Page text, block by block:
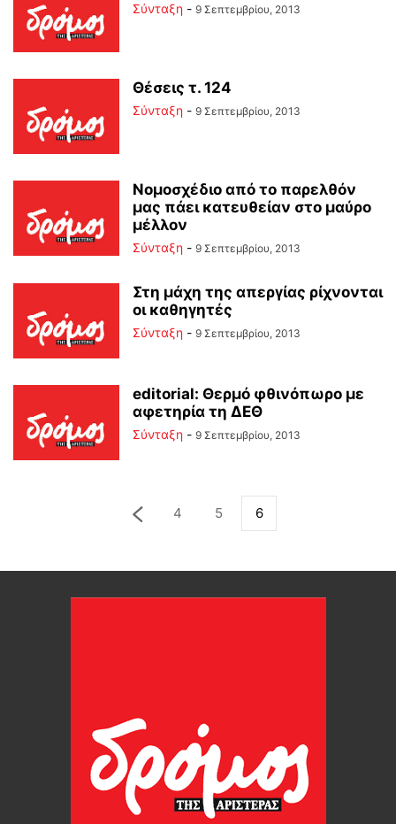
Σύνταξη - 9 Σεπτεμβρίου, 2013
Θέσεις τ. 124
Σύνταξη - 9 Σεπτεμβρίου, 2013
Νομοσχέδιο από το παρελθόν
μας πάει κατευθείαν στο μαύρο
μέλλον
Σύνταξη - 9 Σεπτεμβρίου, 2013
Στη μάχη της απεργίας ρίχνονται
οι καθηγητές
Σύνταξη - 9 Σεπτεμβρίου, 2013
editorial: Θερμό φθινόπωρο με
αφετηρία τη ΔΕΘ
Σύνταξη - 9 Σεπτεμβρίου, 2013
4 5 6